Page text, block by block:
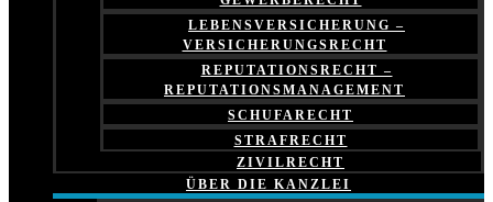
LEBENSVERSICHERUNG –
VERSICHERUNGSRECHT
REPUTATIONSRECHT –
REPUTATIONSMANAGEMENT
SCHUFARECHT
STRAFRECHT
ZIVILRECHT
ÜBER DIE KANZLEI